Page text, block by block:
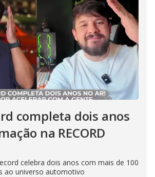
completa dois anos
na RECORD
celebra dois anos com mais de 100
ao universo automotivo